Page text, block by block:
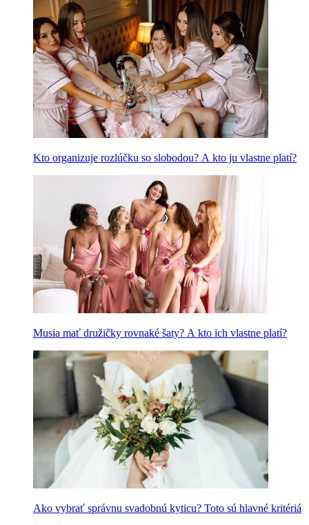
Kto organizuje rozlúčku so slobodou? A kto ju vlastne platí?
Musia mať družičky rovnaké šaty? A kto ich vlastne platí?
Ako vybrať správnu svadobnú kyticu? Toto sú hlavné kritériá